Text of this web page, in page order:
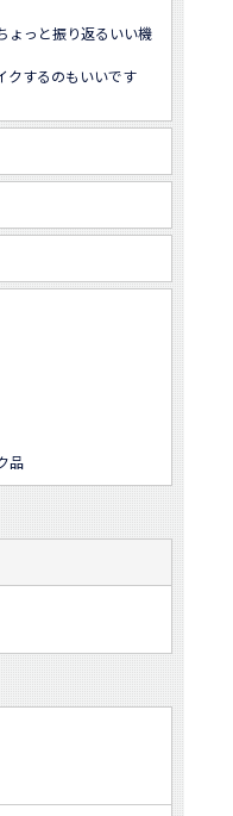
ょっと振り返るいい機
クするのもいいです
品